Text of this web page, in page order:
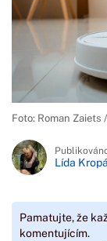
Foto: Roman
Lída
Pamatujte, že
komentujícím.